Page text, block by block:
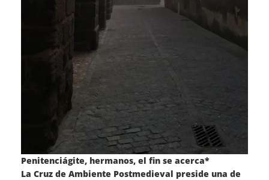
Penitenciágite, hermanos, el fin se acerca*
La Cruz de Ambiente Postmedieval preside una de